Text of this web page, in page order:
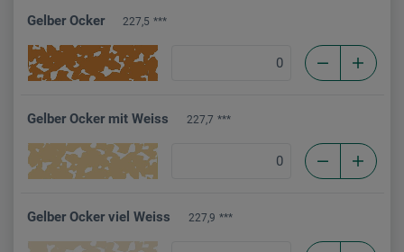
Gelber Ocker 227,5 ***
Gelber Ocker mit Weiss 227,7 ***
Gelber Ocker viel Weiss 227,9 ***